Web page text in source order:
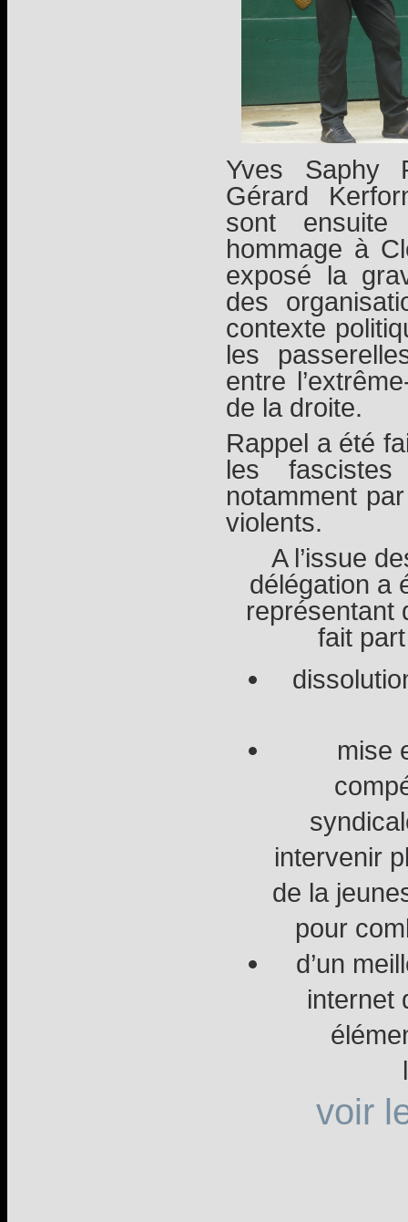
Yves Saphy
Gérard
sont ensuite
hommage à
exposé la
des
contexte
les
entre
de la droite.
Rappel a été
les
notamment
violents.
A l’issue
délégation a
représentant
fait
mise
intervenir
de la
pour
d’un
internet
voir